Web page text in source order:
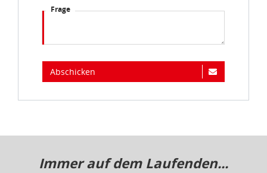
Frage
Abschicken
Immer auf dem Laufenden...